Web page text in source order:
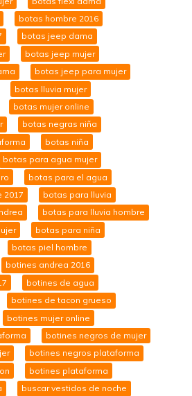
botas hombre 2016
botas jeep dama
botas jeep mujer
botas jeep para mujer
botas lluvia mujer
botas mujer online
botas negras niña
botas niña
botas para agua mujer
botas para el agua
2017
botas para lluvia
botas para lluvia hombre
botas para niña
botas piel hombre
botines andrea 2016
botines de agua
botines de tacon grueso
botines mujer online
botines negros de mujer
botines negros plataforma
botines plataforma
buscar vestidos de noche